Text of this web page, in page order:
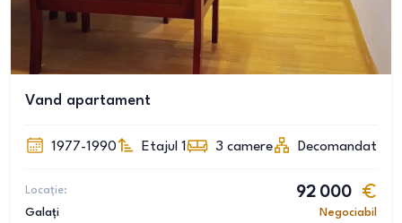
Vand apartament
1977-1990 Etajul 1 3 camere Decomandat
Locație:
Galați
92 000
Negociabil